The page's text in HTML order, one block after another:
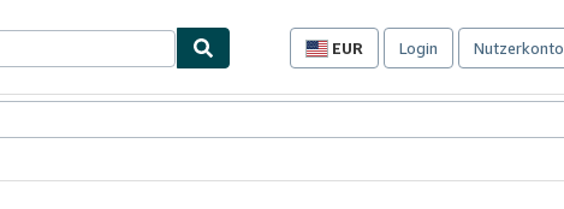
EUR
Seite
Einkaufseinstellungen.
Login Nutzerkonto